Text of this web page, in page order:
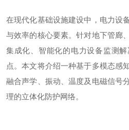
在现代化基础设施建设中，电力设
与效率的核心要素。针对地下管廊
集成化、智能化的电力设备监测
点。本文将介绍一种基于多模态感
融合声学、振动、温度及电磁信号
理的立体化防护网络。